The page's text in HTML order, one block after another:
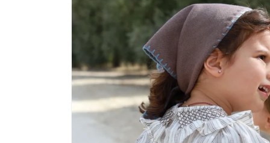
informação
do produto